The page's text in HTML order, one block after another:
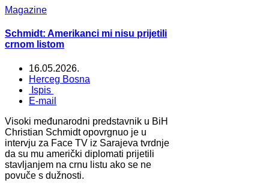
Magazine
Schmidt: Amerikanci mi nisu prijetili
crnom listom
16.05.2026.
Herceg Bosna
Ispis
E-mail
Visoki međunarodni predstavnik u BiH
Christian Schmidt opovrgnuo je u
intervju za Face TV iz Sarajeva tvrdnje
da su mu američki diplomati prijetili
stavljanjem na crnu listu ako se ne
povuče s dužnosti.